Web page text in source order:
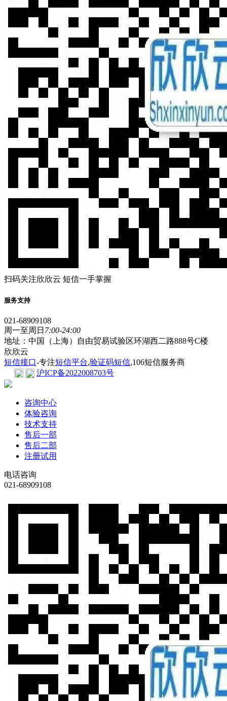
扫码关注欣欣云 短信一手掌握
服务支持
021-68909108
周一至周日 7:00-24:00
地址：中国（上海）自由贸易试验区环湖西二路888号C楼
欣欣云
短信接口-专注短信平台,验证码短信,106短信服务商
沪ICP备2022008703号
咨询中心
体验咨询
技术支持
售后一部
售后二部
注册试用
电话咨询
021-68909108